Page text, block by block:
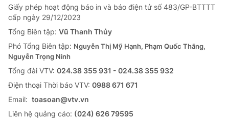
Giấy phép hoạt động báo in và báo điện tử số 483/GP-BTTTT
cấp ngày 29/12/2023
Tổng Biên tập: Vũ Thanh Thủy
Phó Tổng Biên tập: Nguyễn Thị Mỹ Hạnh, Phạm Quốc Thắng,
Nguyễn Trọng Ninh
Tổng đài VTV: 024.38 355 931 - 024.38 355 932
Ðiện thoại Thời báo VTV: 0988 671 671
Email: toasoan@vtv.vn
Liên hệ quảng cáo: (024) 626 79595